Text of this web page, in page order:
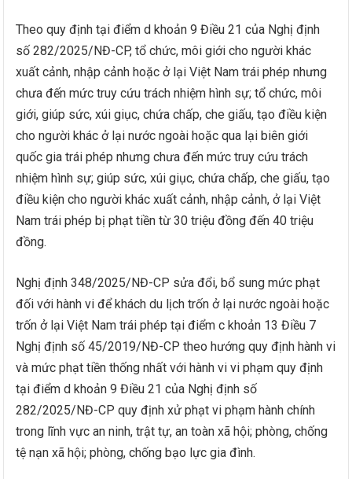
Theo quy định tại điểm d khoản 9 Điều 21 của Nghị định
số 282/2025/NĐ-CP, tổ chức, môi giới cho người khác
xuất cảnh, nhập cảnh hoặc ở lại Việt Nam trái phép nhưng
chưa đến mức truy cứu trách nhiệm hình sự; tổ chức, môi
giới, giúp sức, xúi giục, chứa chấp, che giấu, tạo điều kiện
cho người khác ở lại nước ngoài hoặc qua lại biên giới
quốc gia trái phép nhưng chưa đến mức truy cứu trách
nhiệm hình sự; giúp sức, xúi giục, chứa chấp, che giấu, tạo
điều kiện cho người khác xuất cảnh, nhập cảnh, ở lại Việt
Nam trái phép bị phạt tiền từ 30 triệu đồng đến 40 triệu
đồng.
Nghị định 348/2025/NĐ-CP sửa đổi, bổ sung mức phạt
đối với hành vi để khách du lịch trốn ở lại nước ngoài hoặc
trốn ở lại Việt Nam trái phép tại điểm c khoản 13 Điều 7
Nghị định số 45/2019/NĐ-CP theo hướng quy định hành vi
và mức phạt tiền thống nhất với hành vi vi phạm quy định
tại điểm d khoản 9 Điều 21 của Nghị định số
282/2025/NĐ-CP quy định xử phạt vi phạm hành chính
trong lĩnh vực an ninh, trật tự, an toàn xã hội; phòng, chống
tệ nạn xã hội; phòng, chống bạo lực gia đình.